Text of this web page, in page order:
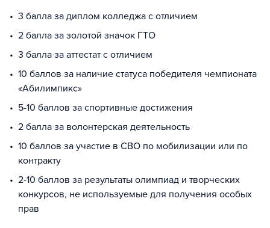
3 балла за диплом колледжа с отличием
2 балла за золотой значок ГТО
3 балла за аттестат с отличием
10 баллов за наличие статуса победителя чемпионата
«Абилимпикс»
5-10 баллов за спортивные достижения
2 балла за волонтерская деятельность
10 баллов за участие в СВО по мобилизации или по
контракту
2-10 баллов за результаты олимпиад и творческих
конкурсов, не используемые для получения особых
прав